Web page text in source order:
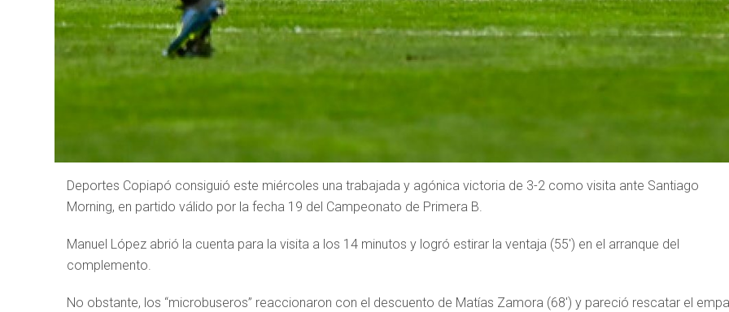
Deportes Copiapó consiguió este miércoles una trabajada y agónica victoria de 3-2 como visita ante Santiago
Morning, en partido válido por la fecha 19 del Campeonato de Primera B.
Manuel López abrió la cuenta para la visita a los 14 minutos y logró estirar la ventaja (55′) en el arranque del
complemento.
No obstante, los “microbuseros” reaccionaron con el descuento de Matías Zamora (68′) y pareció rescatar el